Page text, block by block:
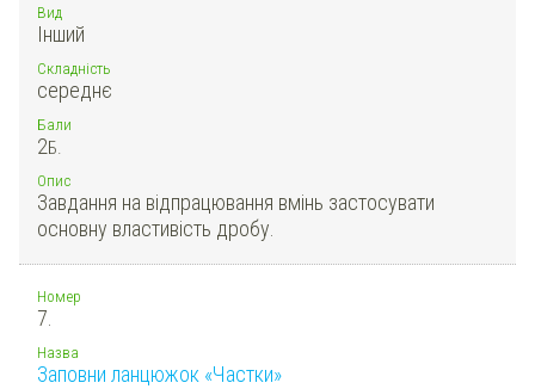
Вид
Інший
Складність
середнє
Бали
2Б.
Опис
Завдання на відпрацювання вмінь застосувати
основну властивість дробу.
Номер
7.
Назва
Заповни ланцюжок «Частки»